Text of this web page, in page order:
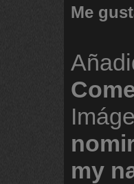
Me
my